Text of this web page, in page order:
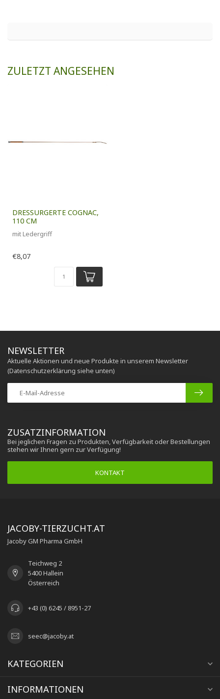
ZULETZT ANGESEHEN
DRESSURGERTE COGNAC,
110 CM
mit Ledergriff
€8,07
ZUSATZINFORMATION
Bei jeglichen Fragen zu Produkten, Verfügbarkeit oder Bestellungen
stehen wir Ihnen gern zur Verfügung!
KONTAKT
NEWSLETTER
Aktuelle Aktionen und neue Produkte in unserem Newsletter
(Datenschutzerklärung siehe unten)
JACOBY-TIERZUCHT.AT
Jacoby GM Pharma GmbH
Teichweg 2
5400 Hallein
Österreich
+43 (0) 6245 / 8951-27
seec@jacoby.at
KATEGORIEN
INFORMATIONEN